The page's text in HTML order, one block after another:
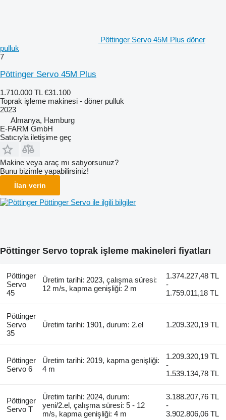
Pöttinger Servo 45M Plus döner
pulluk
7
Pöttinger Servo 45M Plus
1.710.000 TL €31.100
Toprak işleme makinesi - döner pulluk
2023
Almanya, Hamburg
E-FARM GmbH
Satıcıyla iletişime geç
Makine veya araç mı satıyorsunuz?
Bunu bizimle yapabilirsiniz!
İlan verin
Pöttinger Servo ile ilgili bilgiler
Pöttinger Servo toprak işleme makineleri fiyatları
Pöttinger
Servo
45
Üretim tarihi: 2023, çalışma süresi:
12 m/s, kapma genişliği: 2 m
1.374.227,48 TL
-
1.759.011,18 TL
Pöttinger
Servo
35
Üretim tarihi: 1901, durum: 2.el 1.209.320,19 TL
Pöttinger
Servo 6
Üretim tarihi: 2019, kapma genişliği:
4 m
1.209.320,19 TL
-
1.539.134,78 TL
Pöttinger
Servo T
Üretim tarihi: 2024, durum:
yeni/2.el, çalışma süresi: 5 - 12
m/s, kapma genişliği: 4 m
3.188.207,76 TL
-
3.902.806,06 TL